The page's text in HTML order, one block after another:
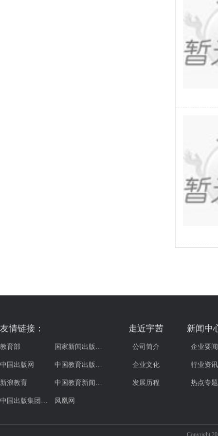
友情链接：
教育部 国家新闻出版…
中国出版网 中国教育出版…
新浪教育 中国教育新闻…
中国出版集团… 凤凰网
走近宇茜
公司简介
企业文化
发展历程
新闻中
企业要闻
行业资讯
热点专题
Copyright